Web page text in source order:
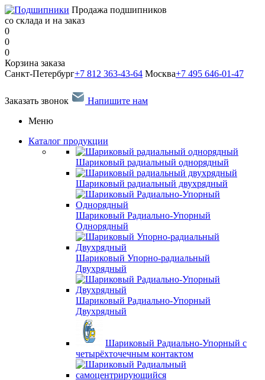
Продажа подшипников
со склада и на заказ
0
0
0
Корзина заказа
Санкт-Петербург+7 812 363-43-64 Москва+7 495 646-01-47
Заказать звонок
Напишите нам
Меню
Каталог продукции
Шариковый радиальный однорядный
Шариковый радиальный двухрядный
Шариковый Радиально-Упорный
Однорядный
Шариковый Упорно-радиальный
Двухрядный
Шариковый Радиально-Упорный
Двухрядный
Шариковый Радиально-Упорный с
четырёхточечным контактом